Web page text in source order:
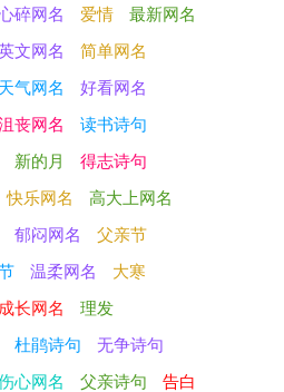
碎网名 爱情
最新网名
文网名
简单网名
天气网名
好看网名
丧网名
读书诗句
新的月
得志诗句
快乐网名
高大上网名
郁闷网名
父亲节
温柔网名
大寒
成长网名
理发
杜鹃诗句
无争诗句
心网名 父亲诗句
告白